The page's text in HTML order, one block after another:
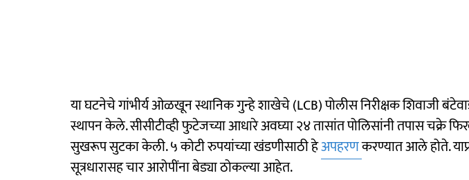
या घटनेचे गांभीर्य ओळखून स्थानिक गुन्हे शाखेचे (LCB) पोलीस निरीक्षक शिवाजी
स्थापन केले. सीसीटीव्ही फुटेजच्या आधारे अवघ्या २४ तासांत पोलिसांनी तपास चक्रे
सुखरूप सुटका केली. ५ कोटी रुपयांच्या खंडणीसाठी हेअपहरणकरण्यात आले होते.
सूत्रधारासह चार आरोपींना बेड्या ठोकल्या आहेत.